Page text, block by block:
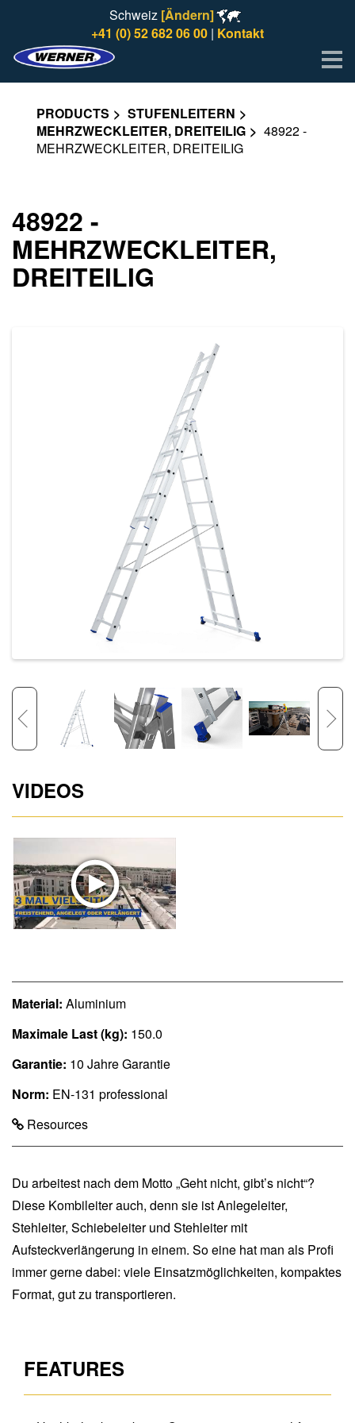
Schweiz [Ändern]
+41 (0) 52 682 06 00 | Kontakt
PRODUCTS
STUFENLEITERN
MEHRZWECKLEITER, DREITEILIG
48922 -
MEHRZWECKLEITER, DREITEILIG
48922 -
MEHRZWECKLEITER,
DREITEILIG
VIDEOS
Material: Aluminium
Maximale Last (kg): 150.0
Garantie: 10 Jahre Garantie
Norm: EN-131 professional
Resources
Du arbeitest nach dem Motto „Geht nicht, gibt’s nicht“?
Diese Kombileiter auch, denn sie ist Anlegeleiter,
Stehleiter, Schiebeleiter und Stehleiter mit
Aufsteckverlängerung in einem. So eine hat man als Profi
immer gerne dabei: viele Einsatzmöglichkeiten, kompaktes
Format, gut zu transportieren.
FEATURES